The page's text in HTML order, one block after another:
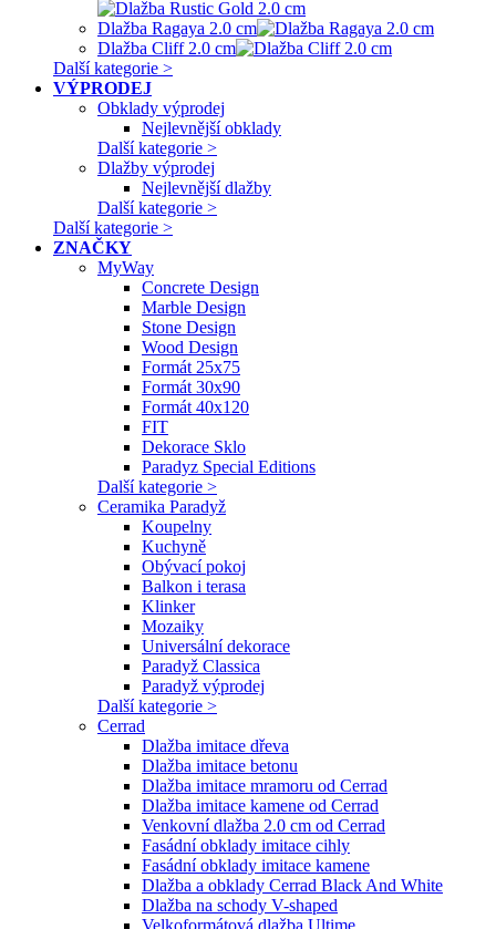
Dlažba Ragaya 2.0 cm
Dlažba Cliff 2.0 cm
Další kategorie >
VÝPRODEJ
Obklady výprodej
Nejlevnější obklady
Další kategorie >
Dlažby výprodej
Nejlevnější dlažby
Další kategorie >
Další kategorie >
ZNAČKY
MyWay
Concrete Design
Marble Design
Stone Design
Wood Design
Formát 25x75
Formát 30x90
Formát 40x120
FIT
Dekorace Sklo
Paradyz Special Editions
Další kategorie >
Ceramika Paradyž
Koupelny
Kuchyně
Obývací pokoj
Balkon i terasa
Klinker
Mozaiky
Universální dekorace
Paradyž Classica
Paradyž výprodej
Další kategorie >
Cerrad
Dlažba imitace dřeva
Dlažba imitace betonu
Dlažba imitace mramoru od Cerrad
Dlažba imitace kamene od Cerrad
Venkovní dlažba 2.0 cm od Cerrad
Fasádní obklady imitace cihly
Fasádní obklady imitace kamene
Dlažba a obklady Cerrad Black And White
Dlažba na schody V-shaped